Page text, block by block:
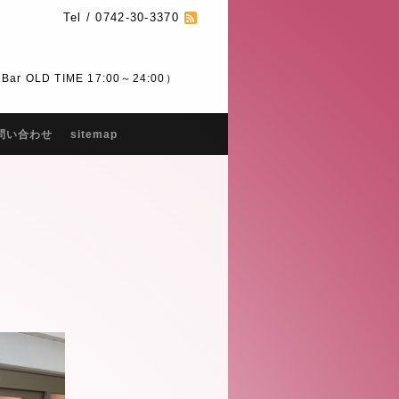
Tel / 0742-30-3370
Bar OLD TIME 17:00～24:00）
い合わせ sitemap